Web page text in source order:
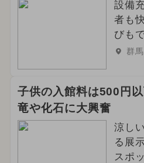
設備
者も
びも
群
子供の入館料は500円
竜や化石に大興奮
涼し
る展
スポ